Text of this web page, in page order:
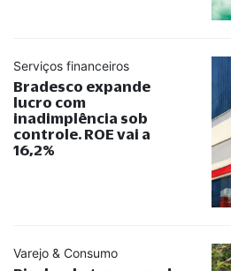
Serviços financeiros
Bradesco expande
lucro com
inadimplência sob
controle. ROE vai a
16,2%
Varejo & Consumo